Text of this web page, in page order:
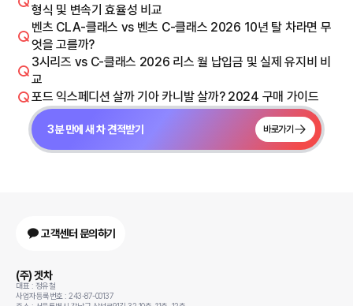
형식 및 변속기 효율성 비교
벤츠 CLA-클래스 vs 벤츠 C-클래스 2026 10년 탈 차라면 무
엇을 고를까?
3시리즈 vs C-클래스 2026 리스 월 납입금 및 실제 유지비 비
교
포드 익스페디션 살까 기아 카니발 살까? 2024 구매 가이드
3분 만에 새 차 견적받기 바로가기
고객센터 문의하기
(주) 겟차
대표 : 정유철
사업자등록번호 : 243-87-00137